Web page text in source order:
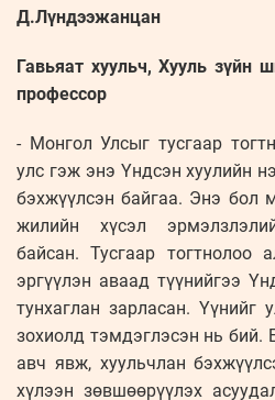
Д.Лүндээжанцан
Гавьяат хуульч, Хууль зүйн
профессор
- Монгол Улсыг тусгаар
улс гэж энэ Үндсэн хуулийн
бэхжүүлсэн байгаа. Энэ бол
жилийн хүсэл
байсан. Тусгаар тогтнолоо
эргүүлэн аваад түүнийгээ
тунхаглан зарласан. Үүнийг
зохиолд тэмдэглэсэн нь бий.
авч явж, хуульчлан
хүлээн зөвшөөрүүлэх